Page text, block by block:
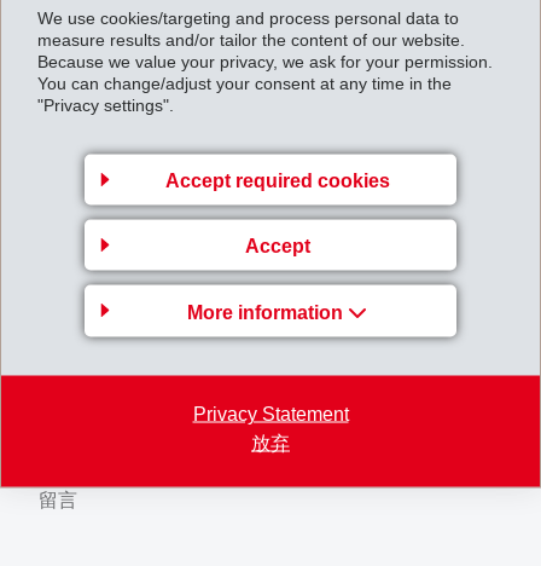
We use cookies/targeting and process personal data to
measure results and/or tailor the content of our website.
Because we value your privacy, we ask for your permission.
You can change/adjust your consent at any time in the
"Privacy settings".
Accept required cookies
Accept
More information
Privacy Statement
放弃
国家/地区
电子邮箱
主题
留言